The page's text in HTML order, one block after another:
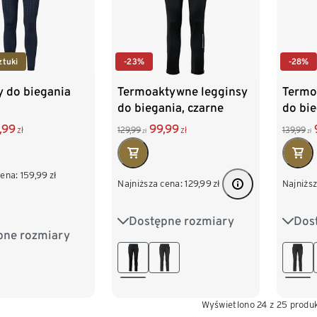
do biegania
zł
159,99 zł
rozmiary
M 48/50
-23%
Termoaktywne legginsy
do biegania, czarne
129,99 zł 99,99zł
Najniższa cena: 129,99zł
Dostępne rozmiary
S 44/46 M 48/50
L 52/54
-28%
do
139,99 zł
S
L 52/
Wyświetlono 24 z 25